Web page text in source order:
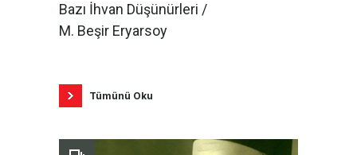
Bazı İhvan Düşünürleri /
M. Beşir Eryarsoy
Tümünü Oku